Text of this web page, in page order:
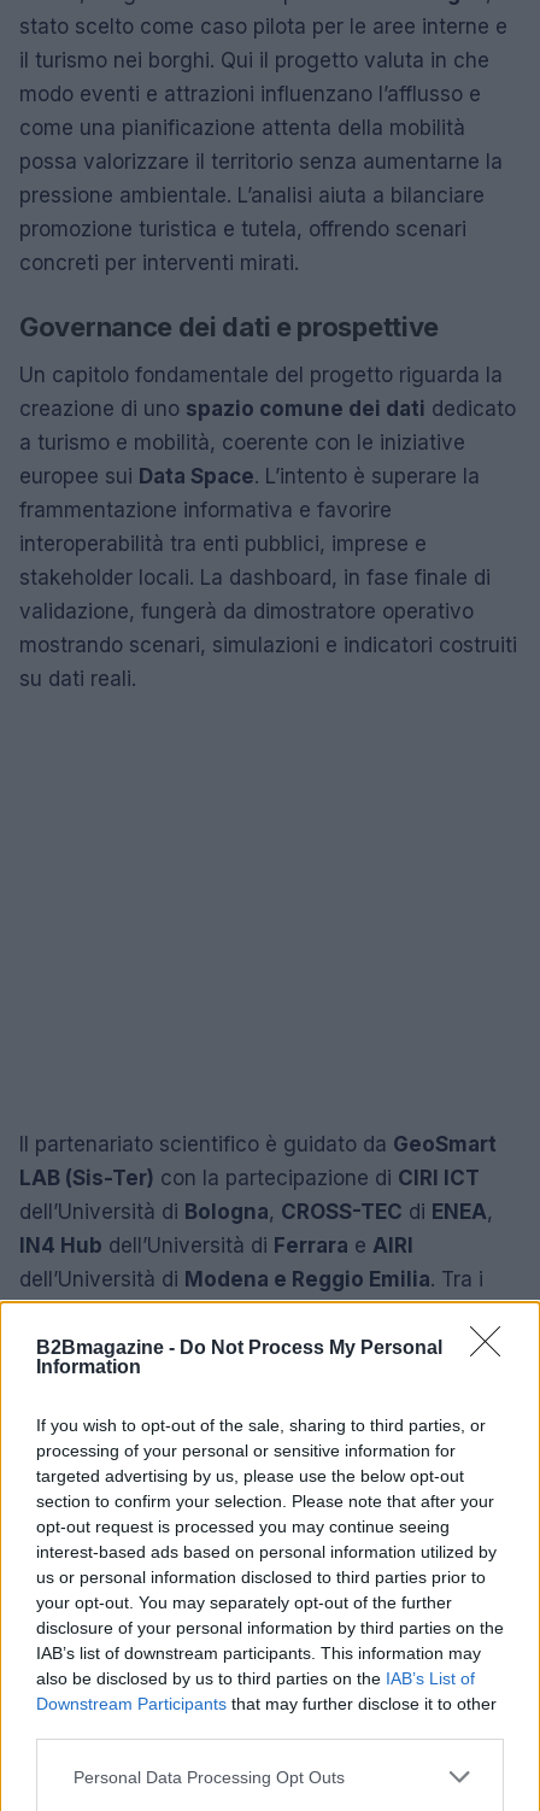
B2Bmagazine - Do Not Process My Personal
Information
If you wish to opt-out of the sale, sharing to third parties, or
processing of your personal or sensitive information for
targeted advertising by us, please use the below opt-out
section to confirm your selection. Please note that after your
opt-out request is processed you may continue seeing
interest-based ads based on personal information utilized by
us or personal information disclosed to third parties prior to
your opt-out. You may separately opt-out of the further
disclosure of your personal information by third parties on the
IAB’s list of downstream participants. This information may
also be disclosed by us to third parties on the IAB’s List of
Downstream Participants that may further disclose it to other
Please note that this website/app uses one or more Google
Personal Data Processing Opt Outs
stato scelto come caso pilota per le aree interne e
il turismo nei borghi. Qui il progetto valuta in che
modo eventi e attrazioni influenzano l’afflusso e
come una pianificazione attenta della mobilità
possa valorizzare il territorio senza aumentarne la
pressione ambientale. L’analisi aiuta a bilanciare
promozione turistica e tutela, offrendo scenari
concreti per interventi mirati.
Governance dei dati e prospettive
Un capitolo fondamentale del progetto riguarda la
creazione di uno spazio comune dei dati dedicato
a turismo e mobilità, coerente con le iniziative
europee sui Data Space. L’intento è superare la
frammentazione informativa e favorire
interoperabilità tra enti pubblici, imprese e
stakeholder locali. La dashboard, in fase finale di
validazione, fungerà da dimostratore operativo
mostrando scenari, simulazioni e indicatori costruiti
su dati reali.
Il partenariato scientifico è guidato da GeoSmart
LAB (Sis-Ter) con la partecipazione di CIRI ICT
dell’Università di Bologna, CROSS-TEC di ENEA,
IN4 Hub dell’Università di Ferrara e AIRI
dell’Università di Modena e Reggio Emilia. Tra i
Marconi,SRM Reti e Mobilità, BolognaFiere
Lepida,Imola Faenza Tourism Company
Group
. L’orizzonte è trasferire i risultati e i modelli
sviluppati in contesti replicabili, affinché le città
possano sfruttare il valore del dato per diventare
più sostenibili, efficienti e vivibili.
Roberta Bonaventura
Roberta Bonaventura è stata sul posto al
crollo di una banchina genovese per
breaking news, porta con sé un dettaglio